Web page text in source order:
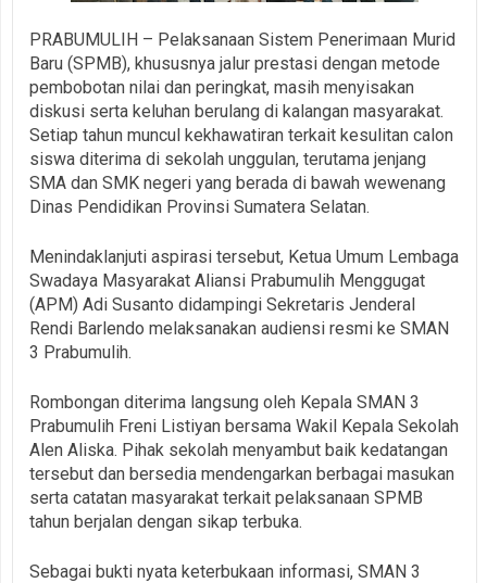
PRABUMULIH – Pelaksanaan Sistem Penerimaan Murid
Baru (SPMB), khususnya jalur prestasi dengan metode
pembobotan nilai dan peringkat, masih menyisakan
diskusi serta keluhan berulang di kalangan masyarakat.
Setiap tahun muncul kekhawatiran terkait kesulitan calon
siswa diterima di sekolah unggulan, terutama jenjang
SMA dan SMK negeri yang berada di bawah wewenang
Dinas Pendidikan Provinsi Sumatera Selatan.
Menindaklanjuti aspirasi tersebut, Ketua Umum Lembaga
Swadaya Masyarakat Aliansi Prabumulih Menggugat
(APM) Adi Susanto didampingi Sekretaris Jenderal
Rendi Barlendo melaksanakan audiensi resmi ke SMAN
3 Prabumulih.
Rombongan diterima langsung oleh Kepala SMAN 3
Prabumulih Freni Listiyan bersama Wakil Kepala Sekolah
Alen Aliska. Pihak sekolah menyambut baik kedatangan
tersebut dan bersedia mendengarkan berbagai masukan
serta catatan masyarakat terkait pelaksanaan SPMB
tahun berjalan dengan sikap terbuka.
Sebagai bukti nyata keterbukaan informasi, SMAN 3